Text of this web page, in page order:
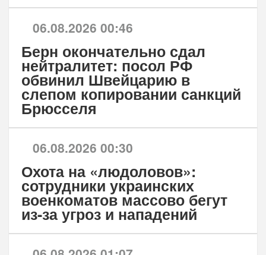
06.08.2026 00:46
Берн окончательно сдал
нейтралитет: посол РФ
обвинил Швейцарию в
слепом копировании санкций
Брюсселя
06.08.2026 00:30
Охота на «людоловов»:
сотрудники украинских
военкоматов массово бегут
из-за угроз и нападений